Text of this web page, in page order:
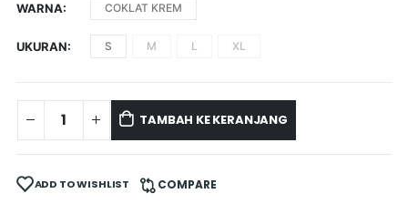
WARNA COKLAT KREM
UKURAN S M L XL
TAMBAH KE KERANJANG
ADD TO WISHLIST COMPARE